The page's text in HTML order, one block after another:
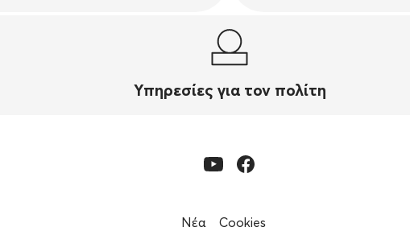
Υπηρεσίες για τον πολίτη
Νέα Cookies